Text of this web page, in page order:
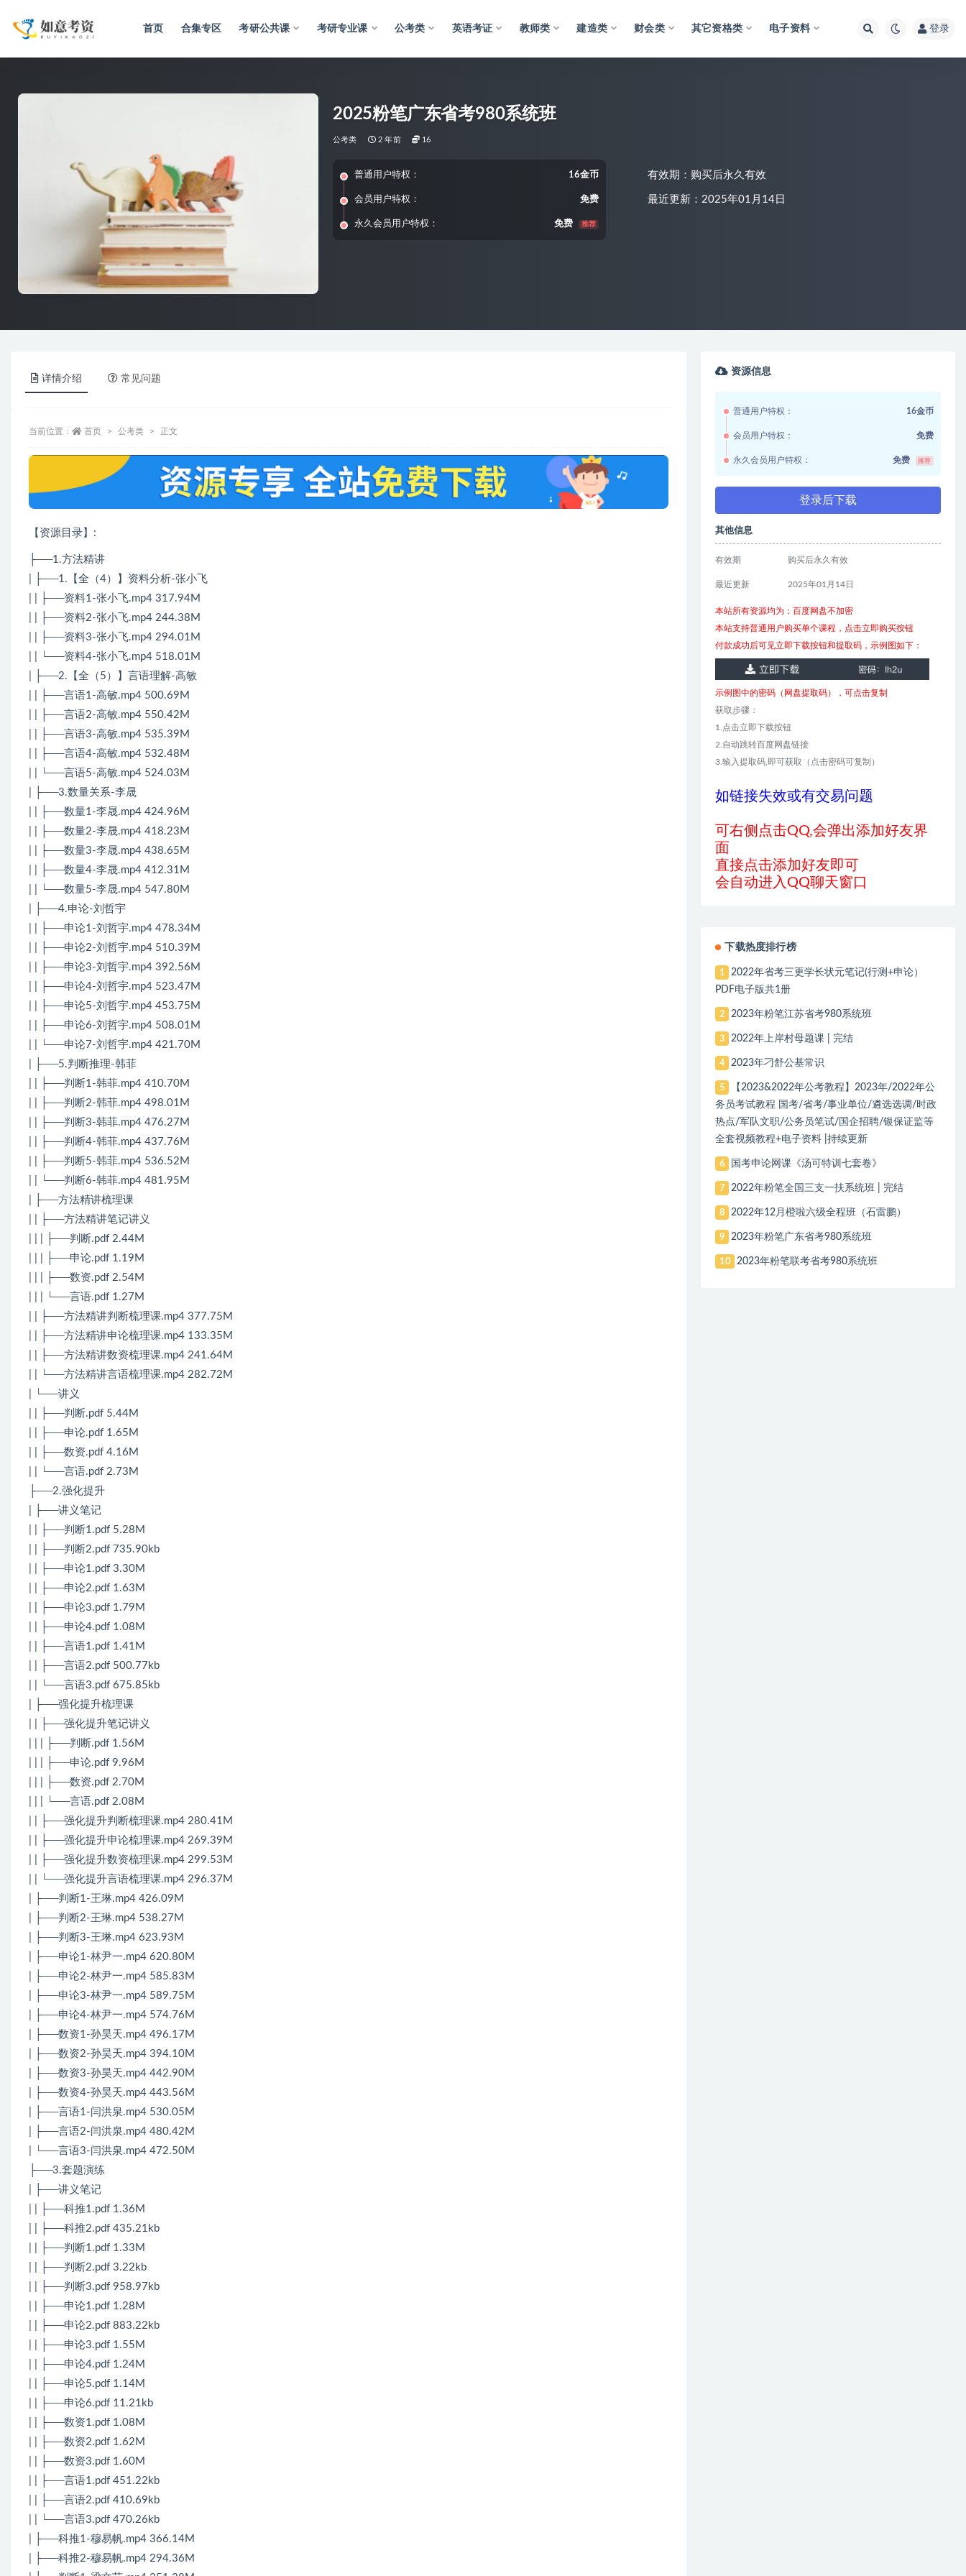
首页 合集专区 考研公共课 考研专业课 公考类 英语考证 教师类 建造类 财会类 其它资格类 电子资料 登录
2025粉笔广东省考980系统班
公考类 2 年前 16
普通用户特权： 16金币
会员用户特权： 免费
永久会员用户特权： 免费 推荐
有效期：购买后永久有效
最近更新：2025年01月14日
详情介绍 常见问题
当前位置： 首页 公考类 正文
【资源目录】:
├──1.方法精讲
| ├──1.【全（4）】资料分析-张小飞
| | ├──资料1-张小飞.mp4 317.94M
| | ├──资料2-张小飞.mp4 244.38M
| | ├──资料3-张小飞.mp4 294.01M
| | └──资料4-张小飞.mp4 518.01M
| ├──2.【全（5）】言语理解-高敏
| | ├──言语1-高敏.mp4 500.69M
| | ├──言语2-高敏.mp4 550.42M
| | ├──言语3-高敏.mp4 535.39M
| | ├──言语4-高敏.mp4 532.48M
| | └──言语5-高敏.mp4 524.03M
| ├──3.数量关系-李晟
| | ├──数量1-李晟.mp4 424.96M
| | ├──数量2-李晟.mp4 418.23M
| | ├──数量3-李晟.mp4 438.65M
| | ├──数量4-李晟.mp4 412.31M
| | └──数量5-李晟.mp4 547.80M
| ├──4.申论-刘哲宇
| | ├──申论1-刘哲宇.mp4 478.34M
| | ├──申论2-刘哲宇.mp4 510.39M
| | ├──申论3-刘哲宇.mp4 392.56M
| | ├──申论4-刘哲宇.mp4 523.47M
| | ├──申论5-刘哲宇.mp4 453.75M
| | ├──申论6-刘哲宇.mp4 508.01M
| | └──申论7-刘哲宇.mp4 421.70M
| ├──5.判断推理-韩菲
| | ├──判断1-韩菲.mp4 410.70M
| | ├──判断2-韩菲.mp4 498.01M
| | ├──判断3-韩菲.mp4 476.27M
| | ├──判断4-韩菲.mp4 437.76M
| | ├──判断5-韩菲.mp4 536.52M
| | └──判断6-韩菲.mp4 481.95M
| ├──方法精讲梳理课
| | ├──方法精讲笔记讲义
| | | ├──判断.pdf 2.44M
| | | ├──申论.pdf 1.19M
| | | ├──数资.pdf 2.54M
| | | └──言语.pdf 1.27M
| | ├──方法精讲判断梳理课.mp4 377.75M
| | ├──方法精讲申论梳理课.mp4 133.35M
| | ├──方法精讲数资梳理课.mp4 241.64M
| | └──方法精讲言语梳理课.mp4 282.72M
| └──讲义
| | ├──判断.pdf 5.44M
| | ├──申论.pdf 1.65M
| | ├──数资.pdf 4.16M
| | └──言语.pdf 2.73M
├──2.强化提升
| ├──讲义笔记
| | ├──判断1.pdf 5.28M
| | ├──判断2.pdf 735.90kb
| | ├──申论1.pdf 3.30M
| | ├──申论2.pdf 1.63M
| | ├──申论3.pdf 1.79M
| | ├──申论4.pdf 1.08M
| | ├──言语1.pdf 1.41M
| | ├──言语2.pdf 500.77kb
| | └──言语3.pdf 675.85kb
| ├──强化提升梳理课
| | ├──强化提升笔记讲义
| | | ├──判断.pdf 1.56M
| | | ├──申论.pdf 9.96M
| | | ├──数资.pdf 2.70M
| | | └──言语.pdf 2.08M
| | ├──强化提升判断梳理课.mp4 280.41M
| | ├──强化提升申论梳理课.mp4 269.39M
| | ├──强化提升数资梳理课.mp4 299.53M
| | └──强化提升言语梳理课.mp4 296.37M
| ├──判断1-王琳.mp4 426.09M
| ├──判断2-王琳.mp4 538.27M
| ├──判断3-王琳.mp4 623.93M
| ├──申论1-林尹一.mp4 620.80M
| ├──申论2-林尹一.mp4 585.83M
| ├──申论3-林尹一.mp4 589.75M
| ├──申论4-林尹一.mp4 574.76M
| ├──数资1-孙昊天.mp4 496.17M
| ├──数资2-孙昊天.mp4 394.10M
| ├──数资3-孙昊天.mp4 442.90M
| ├──数资4-孙昊天.mp4 443.56M
| ├──言语1-闫洪泉.mp4 530.05M
| ├──言语2-闫洪泉.mp4 480.42M
| └──言语3-闫洪泉.mp4 472.50M
├──3.套题演练
| ├──讲义笔记
| | ├──科推1.pdf 1.36M
| | ├──科推2.pdf 435.21kb
| | ├──判断1.pdf 1.33M
| | ├──判断2.pdf 3.22kb
| | ├──判断3.pdf 958.97kb
| | ├──申论1.pdf 1.28M
| | ├──申论2.pdf 883.22kb
| | ├──申论3.pdf 1.55M
| | ├──申论4.pdf 1.24M
| | ├──申论5.pdf 1.14M
| | ├──申论6.pdf 11.21kb
| | ├──数资1.pdf 1.08M
| | ├──数资2.pdf 1.62M
| | ├──数资3.pdf 1.60M
| | ├──言语1.pdf 451.22kb
| | ├──言语2.pdf 410.69kb
| | └──言语3.pdf 470.26kb
| ├──科推1-穆易帆.mp4 366.14M
| ├──科推2-穆易帆.mp4 294.36M
资源信息
普通用户特权： 16金币
会员用户特权： 免费
永久会员用户特权： 免费 推荐
登录后下载
其他信息
有效期 购买后永久有效
最近更新 2025年01月14日
本站所有资源均为：百度网盘不加密
本站支持普通用户购买单个课程，点击立即购买按钮
付款成功后可见立即下载按钮和提取码，示例图如下：
示例图中的密码（网盘提取码），可点击复制
获取步骤：
1.点击立即下载按钮
2.自动跳转百度网盘链接
3.输入提取码,即可获取（点击密码可复制）
如链接失效或有交易问题
可右侧点击QQ,会弹出添加好友界
面
直接点击添加好友即可
会自动进入QQ聊天窗口
下载热度排行榜
1
2022年省考三更学长状元笔记(行测+申论）
PDF电子版共1册
2 2023年粉笔江苏省考980系统班
3 2022年上岸村母题课 | 完结
4 2023年刁舒公基常识
5
【2023&2022年公考教程】2023年/2022年公
务员考试教程 国考/省考/事业单位/遴选选调/时政
热点/军队文职/公务员笔试/国企招聘/银保证监等
全套视频教程+电子资料 |持续更新
6 国考申论网课《汤可特训七套卷》
7 2022年粉笔全国三支一扶系统班 | 完结
8 2022年12月橙啦六级全程班（石雷鹏）
9 2023年粉笔广东省考980系统班
10 2023年粉笔联考省考980系统班